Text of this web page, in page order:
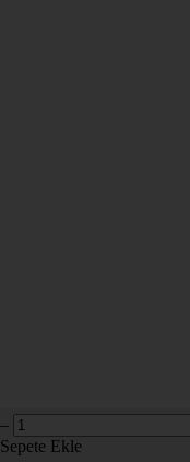
–
Sepete Ekle